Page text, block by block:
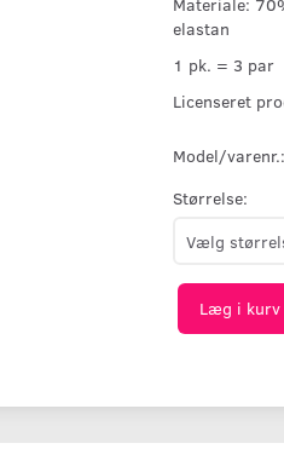
elastan
1 pk. = 3 par
Licenseret
Model/varenr.:
Størrelse:
Læg i kurv